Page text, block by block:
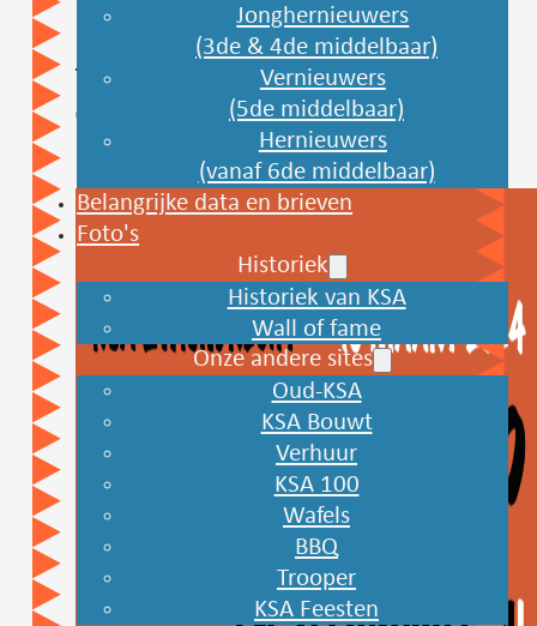
Jonghernieuwers
(3de & 4de middelbaar)
Vernieuwers
(5de middelbaar)
Hernieuwers
(vanaf 6de middelbaar)
Belangrijke data en brieven
Foto's
Historiek
Historiek van KSA
Wall of fame
Onze andere sites
Oud-KSA
KSA Bouwt
Verhuur
KSA 100
Wafels
BBQ
Trooper
KSA Feesten
KSA Feesten
07/03/2024